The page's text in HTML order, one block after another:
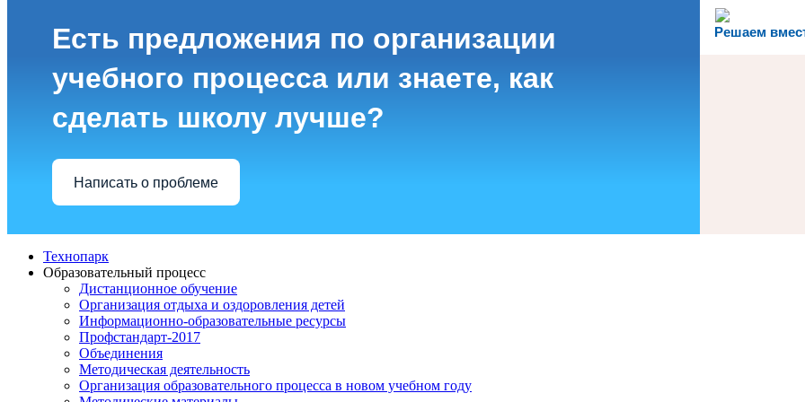
Решаем
Есть предложения по организации
учебного процесса или знаете, как
сделать школу лучше?
Написать о проблеме
Технопарк
Образовательный процесс
Дистанционное обучение
Организация отдыха и оздоровления детей
Информационно-образовательные ресурсы
Профстандарт-2017
Объединения
Методическая деятельность
Организация образовательного процесса в новом учебном году